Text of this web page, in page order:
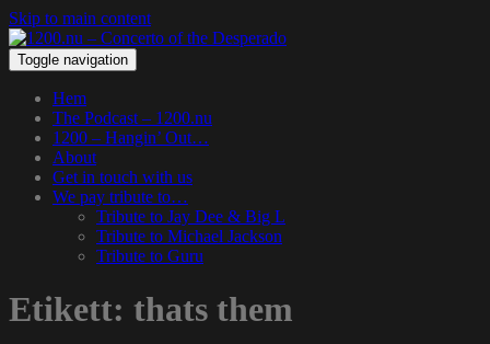
Skip to main content
Toggle navigation
Hem
The Podcast – 1200.nu
1200 – Hangin’ Out…
About
Get in touch with us
We pay tribute to…
Tribute to Jay Dee & Big L
Tribute to Michael Jackson
Tribute to Guru
Etikett: thats them